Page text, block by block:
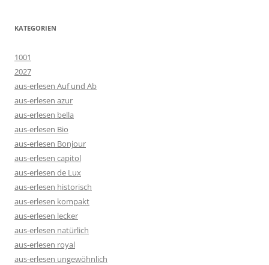
KATEGORIEN
1001
2027
aus-erlesen Auf und Ab
aus-erlesen azur
aus-erlesen bella
aus-erlesen Bio
aus-erlesen Bonjour
aus-erlesen capitol
aus-erlesen de Lux
aus-erlesen historisch
aus-erlesen kompakt
aus-erlesen lecker
aus-erlesen natürlich
aus-erlesen royal
aus-erlesen ungewöhnlich